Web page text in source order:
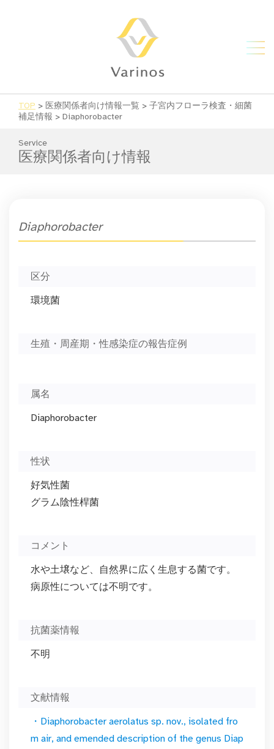
TOP > 医療関係者向け情報一覧 > 子宮内フローラ検査・細菌
補足情報 > Diaphorobacter
Service
医療関係者向け情報
Diaphorobacter
区分
環境菌
生殖・周産期・性感染症の報告症例
属名
Diaphorobacter
性状
好気性菌
グラム陰性桿菌
コメント
水や土壌など、自然界に広く生息する菌です。
病原性については不明です。
抗菌薬情報
不明
文献情報
・Diaphorobacter aerolatus sp. nov., isolated fro
m air, and emended description of the genus Diap